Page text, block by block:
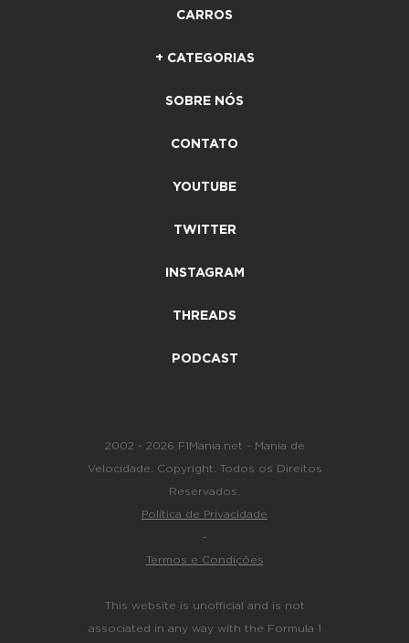
CARROS
+ CATEGORIAS
SOBRE NÓS
CONTATO
YOUTUBE
TWITTER
INSTAGRAM
THREADS
PODCAST
2002 - 2026 F1Mania.net - Mania de
Velocidade. Copyright. Todos os Direitos
Reservados.
Política de Privacidade
-
Termos e Condições
This website is unofficial and is not
associated in any way with the Formula 1